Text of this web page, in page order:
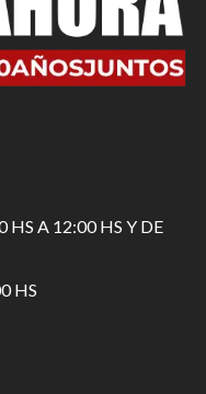
HS A 12:00 HS Y DE
HS